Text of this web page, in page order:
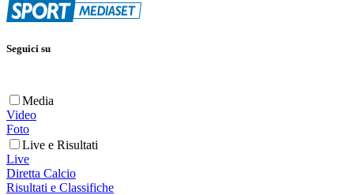
Seguici su
Media
Video
Foto
Live e Risultati
Live
Diretta Calcio
Risultati e Classifiche